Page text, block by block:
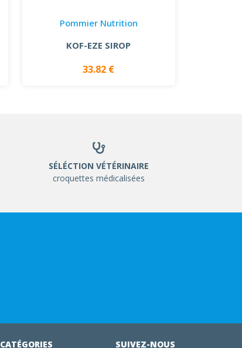
Pommier Nutrition
KOF-EZE SIROP
33.82 €
SÉLÉCTION VÉTÉRINAIRE
croquettes médicalisées
CATÉGORIES SUIVEZ-NOUS